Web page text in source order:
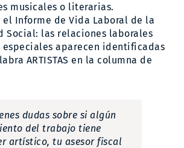
musicales o literarias.
el Informe de Vida Laboral de la
Social: las relaciones laborales
aparecen identificadas
ARTISTAS en la columna de
dudas sobre si algún
del trabajo tiene
artístico, tu asesor fiscal